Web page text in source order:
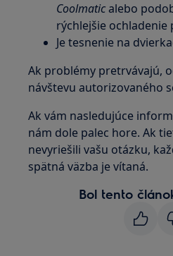
Coolmaticalebo
rýchlejšie ochladenie
Je tesnenie na
Ak problémy pretrvávajú,
návštevu autorizovaného
Ak vám nasledujúce
nám dole palec hore. Ak
nevyriešili vašu otázku,
spätná väzba je vítaná.
Bol tento